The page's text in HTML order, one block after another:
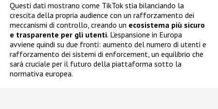
Questi dati mostrano come TikTok stia bilanciando la
crescita della propria audience con un rafforzamento dei
meccanismi di controllo, creando un ecosistema più sicuro
e trasparente per gli utenti. L’espansione in Europa
avviene quindi su due fronti: aumento del numero di utenti e
rafforzamento dei sistemi di enforcement, un equilibrio che
sarà cruciale per il futuro della piattaforma sotto la
normativa europea.